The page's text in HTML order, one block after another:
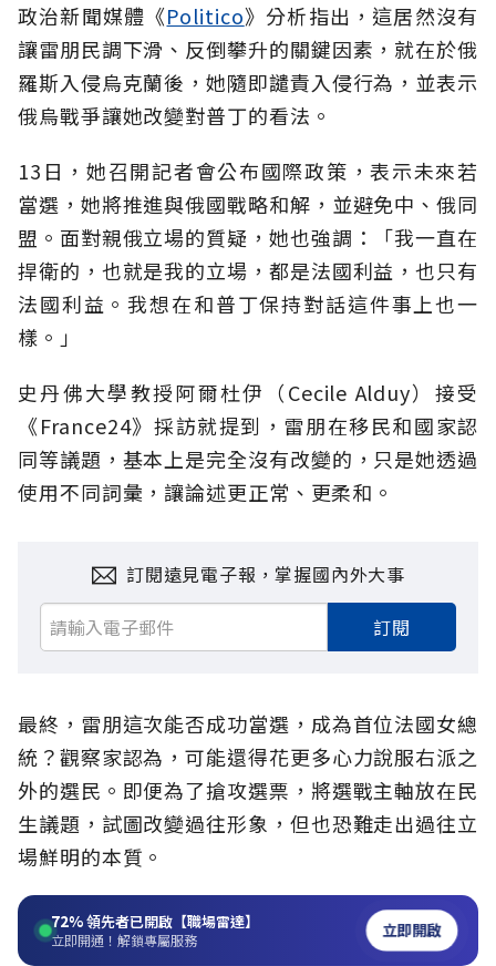
政治新聞媒體《Politico》分析指出，這居然沒有
讓雷朋民調下滑、反倒攀升的關鍵因素，就在於俄
羅斯入侵烏克蘭後，她隨即譴責入侵行為，並表示
俄烏戰爭讓她改變對普丁的看法。
13日，她召開記者會公布國際政策，表示未來若
當選，她將推進與俄國戰略和解，並避免中、俄同
盟。面對親俄立場的質疑，她也強調：「我一直在
捍衛的，也就是我的立場，都是法國利益，也只有
法國利益。我想在和普丁保持對話這件事上也一
樣。」
史丹佛大學教授阿爾杜伊（Cecile Alduy）接受
《France24》採訪就提到，雷朋在移民和國家認
同等議題，基本上是完全沒有改變的，只是她透過
使用不同詞彙，讓論述更正常、更柔和。
訂閱遠見電子報，掌握國內外大事
訂閱
最終，雷朋這次能否成功當選，成為首位法國女總
統？觀察家認為，可能還得花更多心力說服右派之
外的選民。即便為了搶攻選票，將選戰主軸放在民
生議題，試圖改變過往形象，但也恐難走出過往立
場鮮明的本質。
72%領先者已開啟【職場雷達】
立即開通！解鎖專屬服務 立即開啟